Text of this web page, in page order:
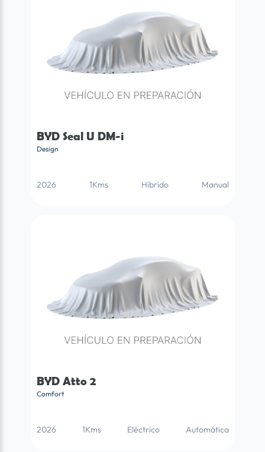
BYD Seal U DM-i
Design
2026 1Kms Híbrido Manual
BYD Atto 2
Comfort
2026 1Kms Eléctrico Automática